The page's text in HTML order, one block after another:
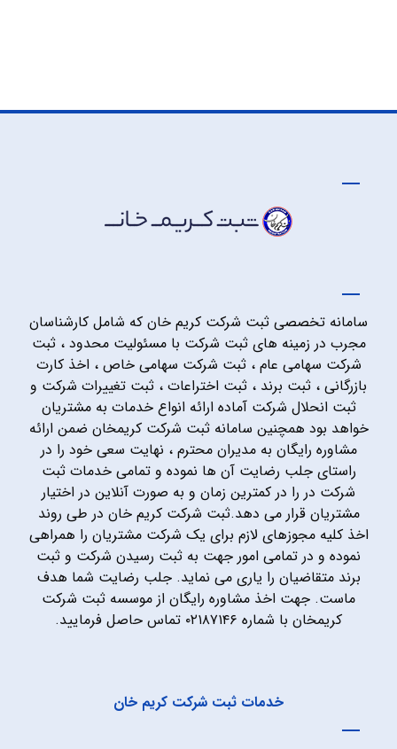
سامانه تخصصی ثبت شرکت کریم خان که شامل کارشناسان
مجرب در زمینه های ثبت شرکت با مسئولیت محدود ، ثبت
شرکت سهامی عام ، ثبت شرکت سهامی خاص ، اخذ کارت
بازرگانی ، ثبت برند ، ثبت اختراعات ، ثبت تغییرات شرکت و
ثبت انحلال شرکت آماده ارائه انواع خدمات به مشتریان
خواهد بود همچنین سامانه ثبت شرکت کریمخان ضمن ارائه
مشاوره رایگان به مدیران محترم ، نهایت سعی خود را در
راستای جلب رضایت آن ها نموده و تمامی خدمات ثبت
شرکت در را در کمترین زمان و به صورت آنلاین در اختیار
مشتریان قرار می دهد.ثبت شرکت کریم خان در طی روند
اخذ کلیه مجوزهای لازم برای یک شرکت مشتریان را همراهی
نموده و در تمامی امور جهت به ثبت رسیدن شرکت و ثبت
برند متقاضیان را یاری می نماید. جلب رضایت شما هدف
ماست. جهت اخذ مشاوره رایگان از موسسه ثبت شرکت
کریمخان با شماره ۰۲۱۸۷۱۴۶ تماس حاصل فرمایید.
خدمات ثبت شرکت کریم خان